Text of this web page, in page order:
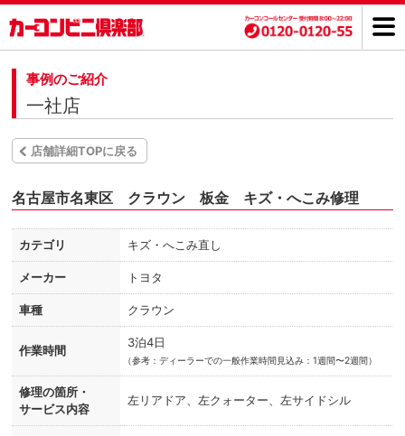
事例のご紹介
一社店
店舗詳細TOPに戻る
名古屋市名東区 クラウン 板金 キズ・へこみ修理
カテゴリ キズ・へこみ直し
メーカー トヨタ
車種 クラウン
作業時間
3泊4日
（参考：ディーラーでの一般作業時間見込み：1週間〜2週間）
修理の箇所・
サービス内容
左リアドア、左クォーター、左サイドシル